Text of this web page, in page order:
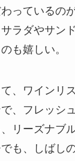
っているの
ラダやサン
も嬉しい。
、ワインリ
、フレッシ
リーズナブ
も、しばし